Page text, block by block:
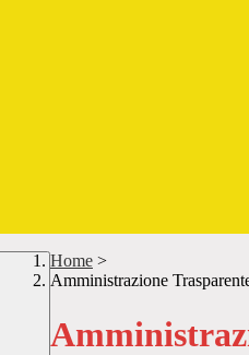
Home >
Amministrazione